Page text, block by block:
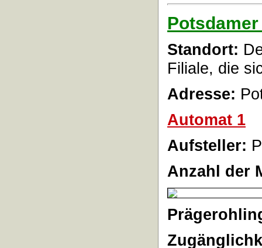
Standort:
Filiale, die
Adresse:
Automat 1
Aufsteller:
Anzahl der